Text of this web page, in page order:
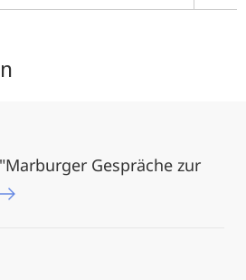
Gespräche zur